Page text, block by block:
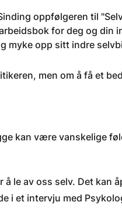
oppfølgeren til
for deg og din
myke opp sitt indre
men om å få et
kan være vanskelige
le av oss selv. Det kan
i et intervju med